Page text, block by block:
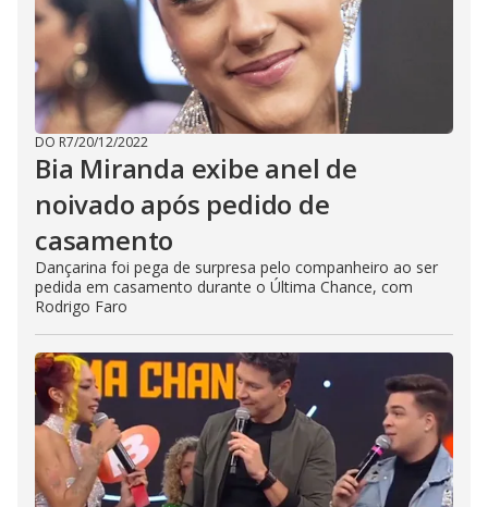
DO R7/20/12/2022
Bia Miranda exibe anel de
noivado após pedido de
casamento
Dançarina foi pega de surpresa pelo companheiro ao ser
pedida em casamento durante o Última Chance, com
Rodrigo Faro